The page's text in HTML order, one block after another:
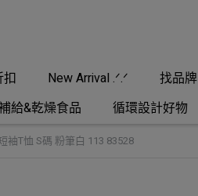
扣 New Arrival .ᐟ.ᐟ 找品牌
給&乾燥食品 循環設計好物
袖T恤 S碼 粉筆白 113 83528